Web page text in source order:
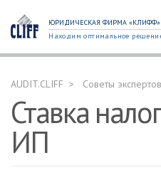
ЮРИДИЧЕСКАЯ ФИРМА «КЛИФФ»
Находим оптимальное
AUDIT.CLIFF Советы экспертов
Ставка
ИП